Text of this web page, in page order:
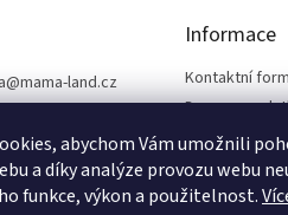
abychom Vám umožnili
a díky analýze provozu webu
funkce, výkon a použitelnost.
@mama-land.cz
Informace
Kontaktní
Doprava a
Obchodní
Ochrana
Reklamace a